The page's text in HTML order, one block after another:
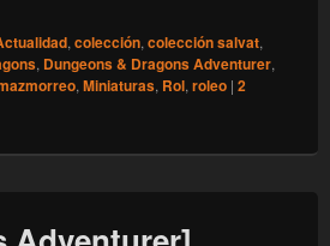
Sexto envío (números 20-24)
, colección, colección salvat,
, Dungeons & Dragons Adventurer,
, Miniaturas, Rol, roleo | 2